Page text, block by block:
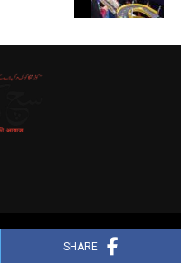
SHARE
News Network